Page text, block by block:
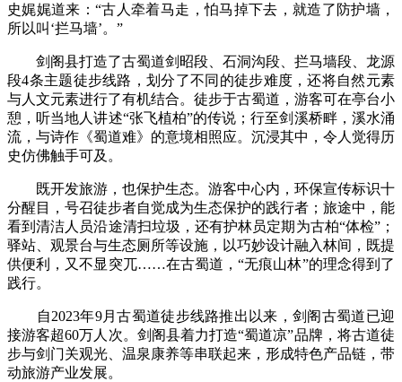
史娓娓道来：“古人牵着马走，怕马掉下去，就造了防护墙，
所以叫‘拦马墙’。”
剑阁县打造了古蜀道剑昭段、石洞沟段、拦马墙段、龙源
段4条主题徒步线路，划分了不同的徒步难度，还将自然元素
与人文元素进行了有机结合。徒步于古蜀道，游客可在亭台小
憩，听当地人讲述“张飞植柏”的传说；行至剑溪桥畔，溪水涌
流，与诗作《蜀道难》的意境相照应。沉浸其中，令人觉得历
史仿佛触手可及。
既开发旅游，也保护生态。游客中心内，环保宣传标识十
分醒目，号召徒步者自觉成为生态保护的践行者；旅途中，能
看到清洁人员沿途清扫垃圾，还有护林员定期为古柏“体检”；
驿站、观景台与生态厕所等设施，以巧妙设计融入林间，既提
供便利，又不显突兀……在古蜀道，“无痕山林”的理念得到了
践行。
自2023年9月古蜀道徒步线路推出以来，剑阁古蜀道已迎
接游客超60万人次。剑阁县着力打造“蜀道凉”品牌，将古道徒
步与剑门关观光、温泉康养等串联起来，形成特色产品链，带
动旅游产业发展。